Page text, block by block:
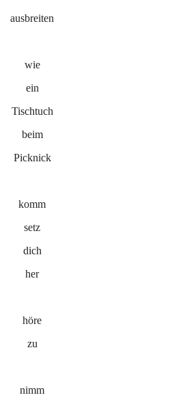
ausbreiten
wie
ein
Tischtuch
beim
Picknick
komm
setz
dich
her
höre
zu
nimm